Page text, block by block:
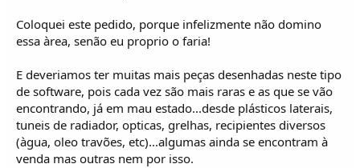
Coloquei este pedido, porque infelizmente não domino
essa àrea, senão eu proprio o faria!
E deveriamos ter muitas mais peças desenhadas neste tipo
de software, pois cada vez são mais raras e as que se vão
encontrando, já em mau estado...desde plásticos laterais,
tuneis de radiador, opticas, grelhas, recipientes diversos
(àgua, oleo travões, etc)...algumas ainda se encontram à
venda mas outras nem por isso.